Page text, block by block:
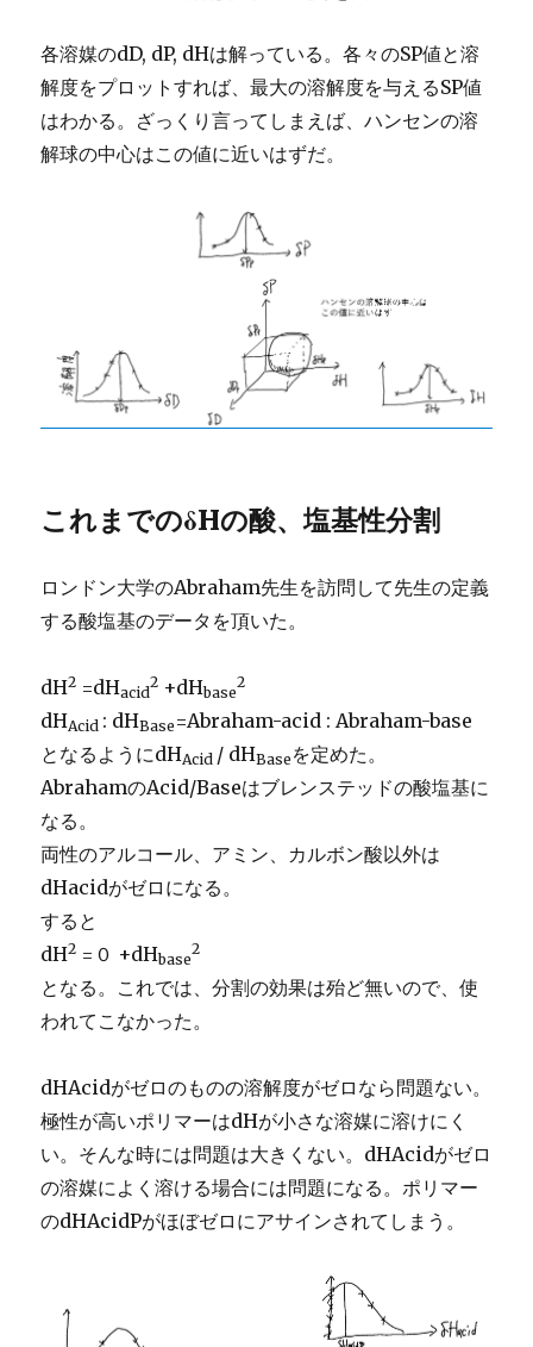
各溶媒のdD, dP, dHは解っている。各々のSP値と溶
解度をプロットすれば、最大の溶解度を与えるSP値
はわかる。ざっくり言ってしまえば、ハンセンの溶
解球の中心はこの値に近いはずだ。
これまでのδHの酸、塩基性分割
ロンドン大学のAbraham先生を訪問して先生の定義
する酸塩基のデータを頂いた。
dH2 =dHacid
2 +dHbase
2
dHAcid : dHBase =Abraham-acid : Abraham-base
となるようにdHAcid / dHBase を定めた。
AbrahamのAcid/Baseはブレンステッドの酸塩基に
なる。
両性のアルコール、アミン、カルボン酸以外は
dHacidがゼロになる。
すると
dH2 =０ +dHbase
2
となる。これでは、分割の効果は殆ど無いので、使
われてこなかった。
dHAcidがゼロのものの溶解度がゼロなら問題ない。
極性が高いポリマーはdHが小さな溶媒に溶けにく
い。そんな時には問題は大きくない。dHAcidがゼロ
の溶媒によく溶ける場合には問題になる。ポリマー
のdHAcidPがほぼゼロにアサインされてしまう。